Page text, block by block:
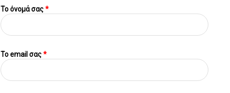
Το όνομά σας*
To email σας*